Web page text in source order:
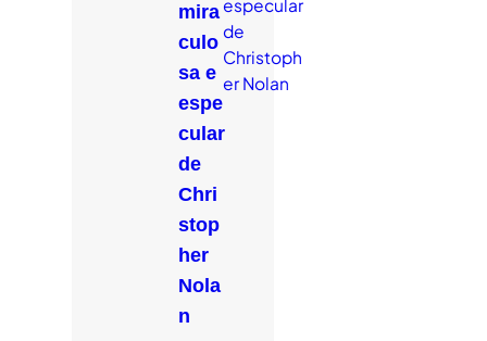
mira
culo
sa e
espe
cular
de
Chri
stop
her
Nola
n